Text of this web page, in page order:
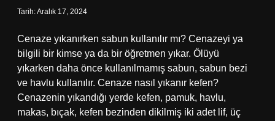
Tarih: Aralık 17, 2024
Cenaze yıkanırken sabun kullanılır mı? Cenazeyi ya
bilgili bir kimse ya da bir öğretmen yıkar. Ölüyü
yıkarken daha önce kullanılmamış sabun, sabun bezi
ve havlu kullanılır. Cenaze nasıl yıkanır kefen?
Cenazenin yıkandığı yerde kefen, pamuk, havlu,
makas, bıçak, kefen bezinden dikilmiş iki adet lif, üç